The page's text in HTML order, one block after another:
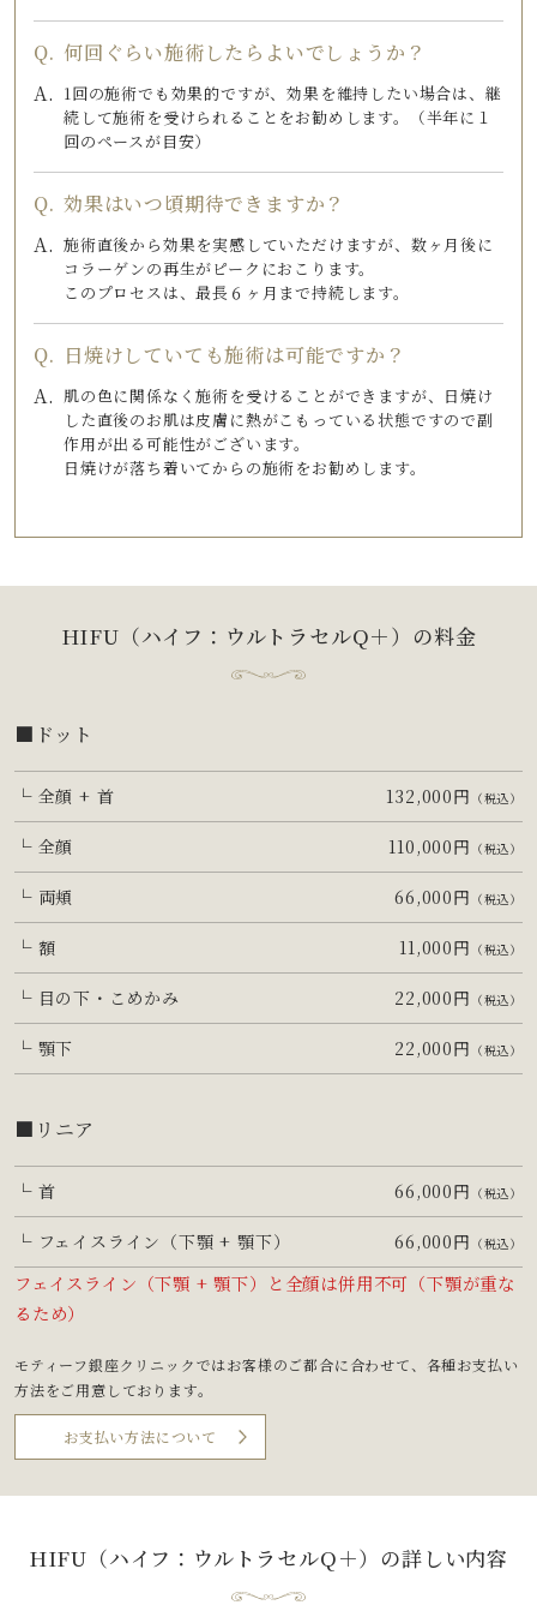
何回ぐらい施術したらよいでしょうか？
1回の施術でも効果的ですが、効果を維持したい場合は、継
続して施術を受けられることをお勧めします。（半年に１
回のペースが目安）
効果はいつ頃期待できますか？
施術直後から効果を実感していただけますが、数ヶ月後に
コラーゲンの再生がピークにおこります。
このプロセスは、最長６ヶ月まで持続します。
日焼けしていても施術は可能ですか？
肌の色に関係なく施術を受けることができますが、日焼け
した直後のお肌は皮膚に熱がこもっている状態ですので副
作用が出る可能性がございます。
日焼けが落ち着いてからの施術をお勧めします。
HIFU（ハイフ：ウルトラセルQ＋） の料金
■ドット
└ 全顔 + 首 132,000円 （税込）
└ 全顔 110,000円 （税込）
└ 両頬 66,000円 （税込）
└ 額 11,000円 （税込）
└ 目の下・こめかみ 22,000円 （税込）
└ 顎下 22,000円 （税込）
■リニア
└ 首 66,000円 （税込）
└ フェイスライン （下顎 + 顎下） 66,000円 （税込）
フェイスライン（下顎 + 顎下）と全顔は併用不可（下顎が重な
るため）
モティーフ銀座クリニックではお客様のご都合に合わせて、 各種お支払い
方法をご用意しております。
お支払い方法について
HIFU（ハイフ：ウルトラセルQ＋） の詳しい内容